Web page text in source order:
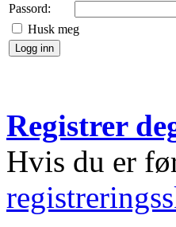
Passord:
Husk meg
Registrer
Hvis du er